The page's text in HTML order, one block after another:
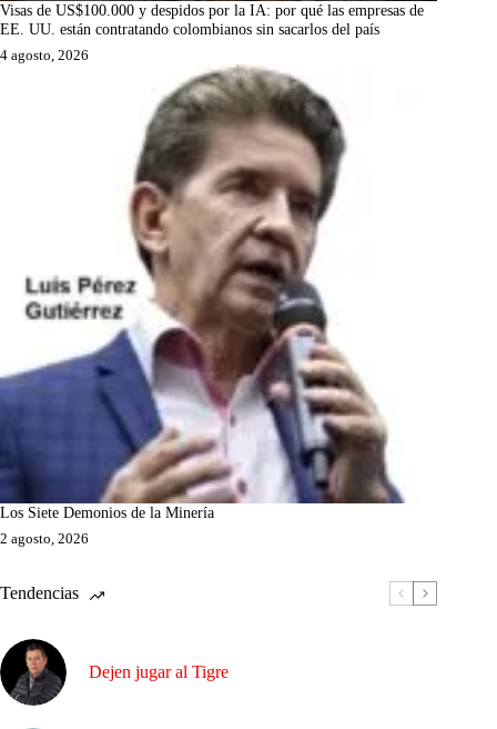
Visas de US$100.000 y despidos por la IA: por qué las empresas de
EE. UU. están contratando colombianos sin sacarlos del país
4 agosto, 2026
Los Siete Demonios de la Minería
2 agosto, 2026
Tendencias
Dejen jugar al Tigre